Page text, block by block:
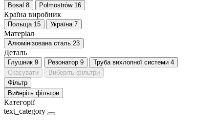
Bosal 8 Polmostrów 16
Країна виробник
Польща 15 Україна 7
Матеріал
Алюмінізована сталь 23
Деталь
Глушник 9 Резонатор 9 Труба вихлопної системи 4
Скасувати
Виберіть фільтри
Фільтр
Виберіть фільтри
Категорії
text_category